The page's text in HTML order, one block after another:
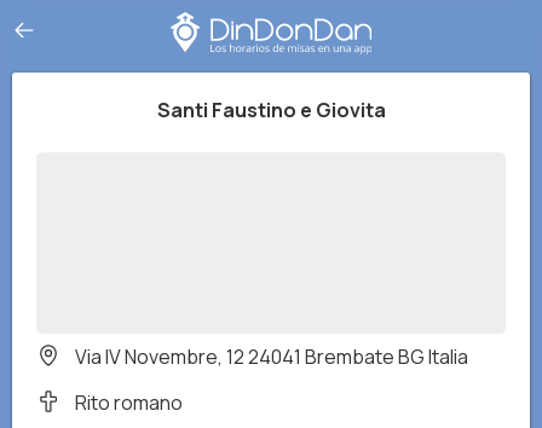
Santi Faustino e Giovita
Via IV Novembre, 12 24041 Brembate BG Italia
Rito romano